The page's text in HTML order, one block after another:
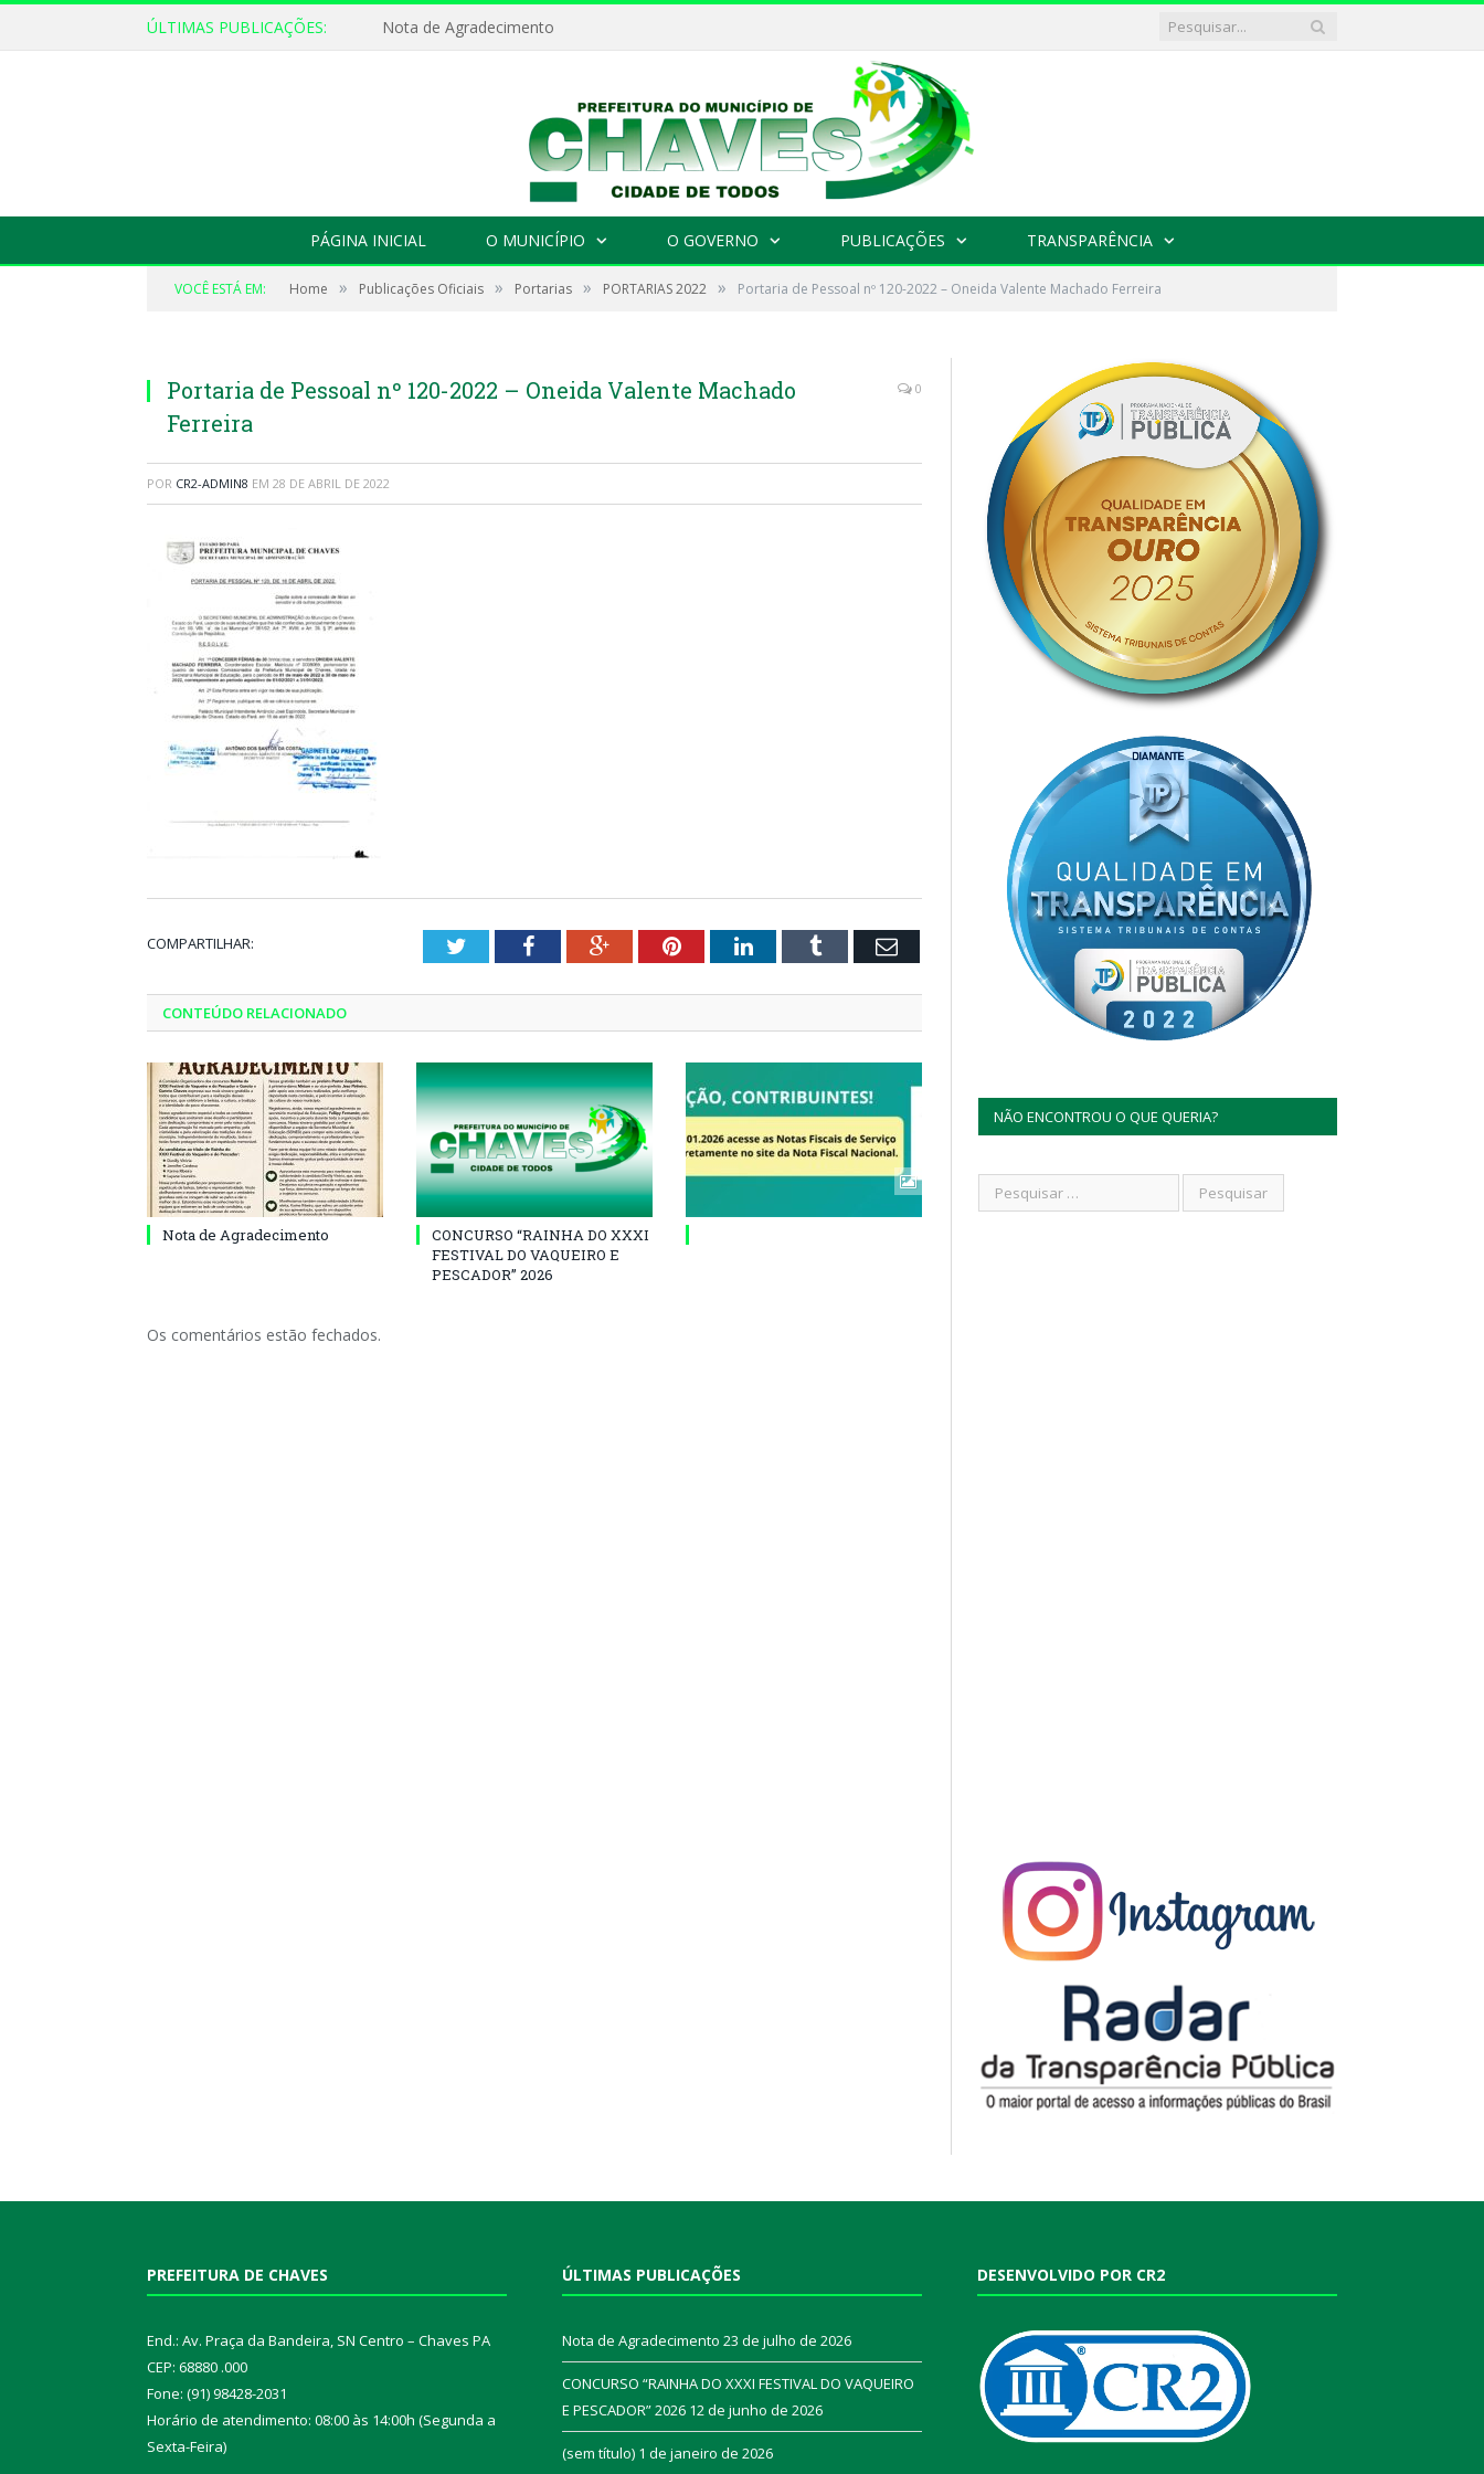
ÚLTIMAS PUBLICAÇÕES: Nota de Agradecimento
PÁGINA INICIAL O MUNICÍPIO O GOVERNO PUBLICAÇÕES TRANSPARÊNCIA
VOCÊ ESTÁ EM: Home » Publicações Oficiais » Portarias » PORTARIAS 2022 » Portaria de Pessoal nº 120-2022 – Oneida Valente Machado Ferreira
Portaria de Pessoal nº 120-2022 – Oneida Valente Machado
Ferreira
0
POR CR2-ADMIN8 EM 28 DE ABRIL DE 2022
COMPARTILHAR: TwitterFacebookGoogle+PinterestLinkedInTumblr Email
CONTEÚDO RELACIONADO
Nota de Agradecimento
CONCURSO “RAINHA DO XXXI
FESTIVAL DO VAQUEIRO E
PESCADOR” 2026
Os comentários estão fechados.
NÃO ENCONTROU O QUE QUERIA?
PREFEITURA DE CHAVES
End.: Av. Praça da Bandeira, SN Centro – Chaves PA
CEP: 68880 .000
Fone: (91) 98428-2031
Horário de atendimento: 08:00 às 14:00h (Segunda a
Sexta-Feira)
ÚLTIMAS PUBLICAÇÕES
Nota de Agradecimento 23 de julho de 2026
CONCURSO “RAINHA DO XXXI FESTIVAL DO VAQUEIRO
E PESCADOR” 2026 12 de junho de 2026
(sem título) 1 de janeiro de 2026
DESENVOLVIDO POR CR2